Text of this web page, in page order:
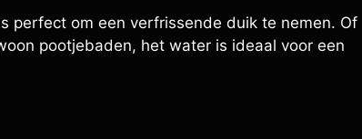
perfect om een verfrissende duik te nemen. Of
pootjebaden, het water is ideaal voor een